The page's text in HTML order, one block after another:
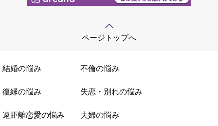
ページトップへ
結婚の悩み 不倫の悩み
復縁の悩み 失恋・別れの悩み
遠距離恋愛の悩み 夫婦の悩み